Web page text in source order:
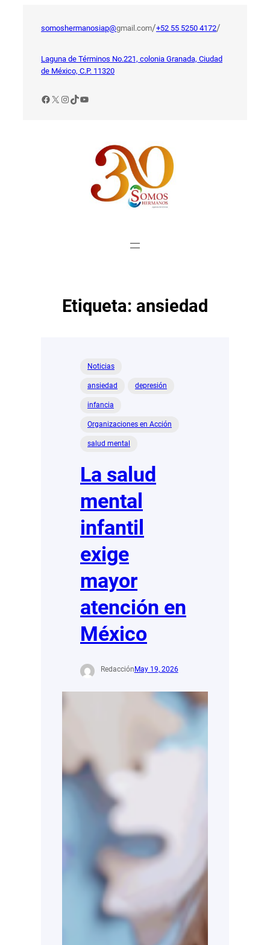
somoshermanosiap@gmail.com/+52 55 5250 4172/
Laguna de Términos No.221, colonia Granada, Ciudad
de México, C.P. 11320
Facebook
X Instagram
TikTok
YouTube
Etiqueta: ansiedad
Noticias
ansiedad depresión
infancia
Organizaciones en Acción
salud mental
La salud
mental
infantil
exige
mayor
atención en
México
Redacción May 19, 2026